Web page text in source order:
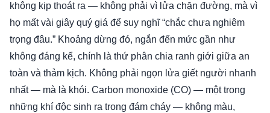
không kịp thoát ra — không phải vì lửa chặn đường, mà vì
họ mất vài giây quý giá để suy nghĩ “chắc chưa nghiêm
trọng đâu.” Khoảng dừng đó, ngắn đến mức gần như
không đáng kể, chính là thứ phân chia ranh giới giữa an
toàn và thảm kịch. Không phải ngọn lửa giết người nhanh
nhất — mà là khói. Carbon monoxide (CO) — một trong
những khí độc sinh ra trong đám cháy — không màu,